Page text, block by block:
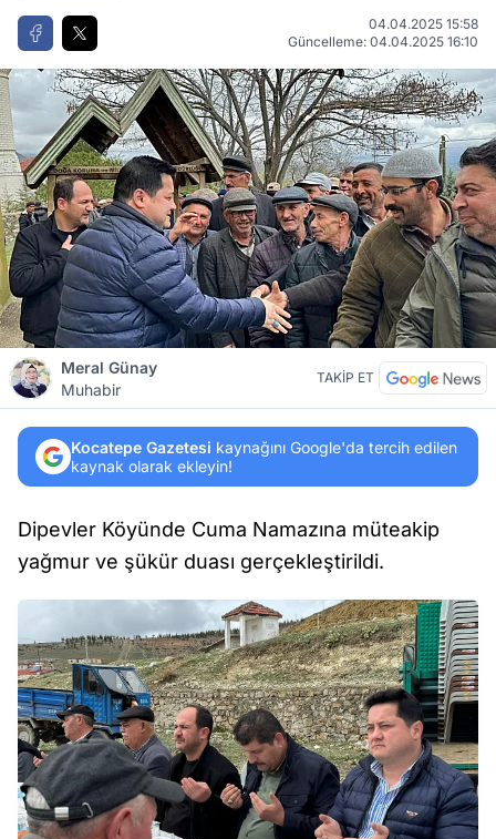
04.04.2025 15:58
Güncelleme: 04.04.2025 16:10
Meral Günay
Muhabir
TAKİP ET
Kocatepe Gazetesi kaynağını Google'da tercih edilen
kaynak olarak ekleyin!
Dipevler Köyünde Cuma Namazına müteakip
yağmur ve şükür duası gerçekleştirildi.